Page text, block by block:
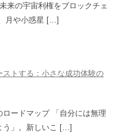
来の宇宙利権をブロックチェ
月や小惑星 […]
ストする：小さな成功体験の
ロードマップ 「自分には無理
う」。新しいこ […]